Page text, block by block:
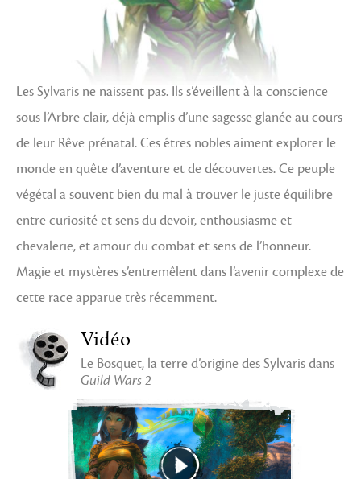
Les Sylvaris ne naissent pas. Ils s’éveillent à la conscience
sous l’Arbre clair, déjà emplis d’une sagesse glanée au cours
de leur Rêve prénatal. Ces êtres nobles aiment explorer le
monde en quête d’aventure et de découvertes. Ce peuple
végétal a souvent bien du mal à trouver le juste équilibre
entre curiosité et sens du devoir, enthousiasme et
chevalerie, et amour du combat et sens de l’honneur.
Magie et mystères s’entremêlent dans l’avenir complexe de
cette race apparue très récemment.
Vidéo
Le Bosquet, la terre d’origine des Sylvaris dans
Guild Wars 2